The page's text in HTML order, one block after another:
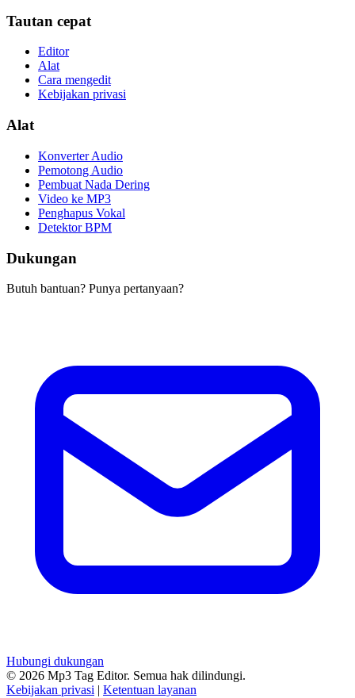
Tautan cepat
Editor
Alat
Cara mengedit
Kebijakan privasi
Alat
Konverter Audio
Pemotong Audio
Pembuat Nada Dering
Video ke MP3
Penghapus Vokal
Detektor BPM
Dukungan
Butuh bantuan? Punya pertanyaan?
Hubungi dukungan
© 2026 Mp3 Tag Editor. Semua hak dilindungi.
Kebijakan privasi | Ketentuan layanan